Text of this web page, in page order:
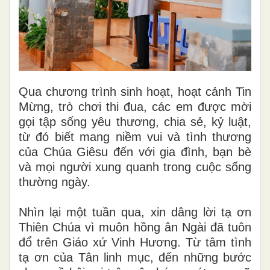
Qua chương trình sinh hoạt, hoạt cảnh Tin
Mừng, trò chơi thi đua, các em được mời
gọi tập sống yêu thương, chia sẻ, kỷ luật,
từ đó biết mang niềm vui và tình thương
của Chúa Giêsu đến với gia đình, bạn bè
và mọi người xung quanh trong cuộc sống
thường ngày.
Nhìn lại một tuần qua, xin dâng lời tạ ơn
Thiên Chúa vì muôn hồng ân Ngài đã tuôn
đổ trên Giáo xứ Vinh Hương. Từ tâm tình
tạ ơn của Tân linh mục, đến những bước